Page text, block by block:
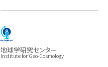
地球学研究センター
Institute for Geo-Cosmology